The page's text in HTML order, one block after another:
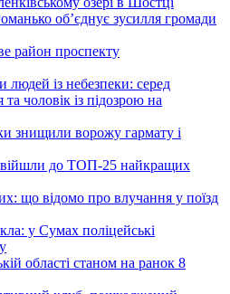
об’єднує зусилля громади
район проспекту
людей із небезпеки: серед
чоловік із підозрою на
знищили ворожу гармату і
до ТОП-25 найкращих
що відомо про влучання у поїзд
у Сумах поліцейські
області станом на ранок 8